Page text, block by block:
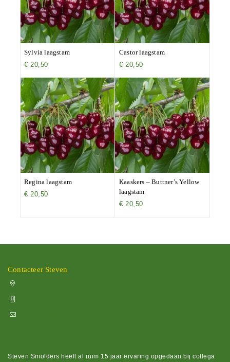
Sylvia laagstam
€ 20,50
Castor laagstam
€ 20,50
Regina laagstam
€ 20,50
Kaaskers – Buttner’s Yellow
laagstam
€ 20,50
Contacteer Steven
Steven Smolders heeft al ruim 15 jaar ervaring opgedaan bij collega